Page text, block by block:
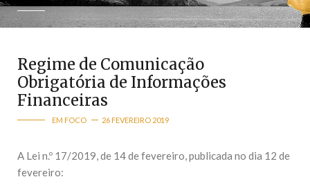
Regime de Comunicação
Obrigatória de Informações
Financeiras
EM FOCO 26 FEVEREIRO 2019
A Lei n.º 17/2019, de 14 de fevereiro, publicada no dia 12 de
fevereiro: